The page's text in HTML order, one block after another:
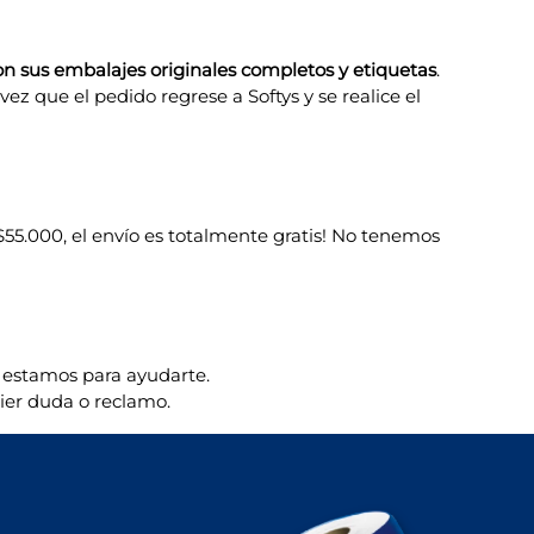
sus embalajes originales completos y etiquetas.
que el pedido regrese a Softys y se realice el
el envío es totalmente gratis! No tenemos
para ayudarte.
duda o reclamo.